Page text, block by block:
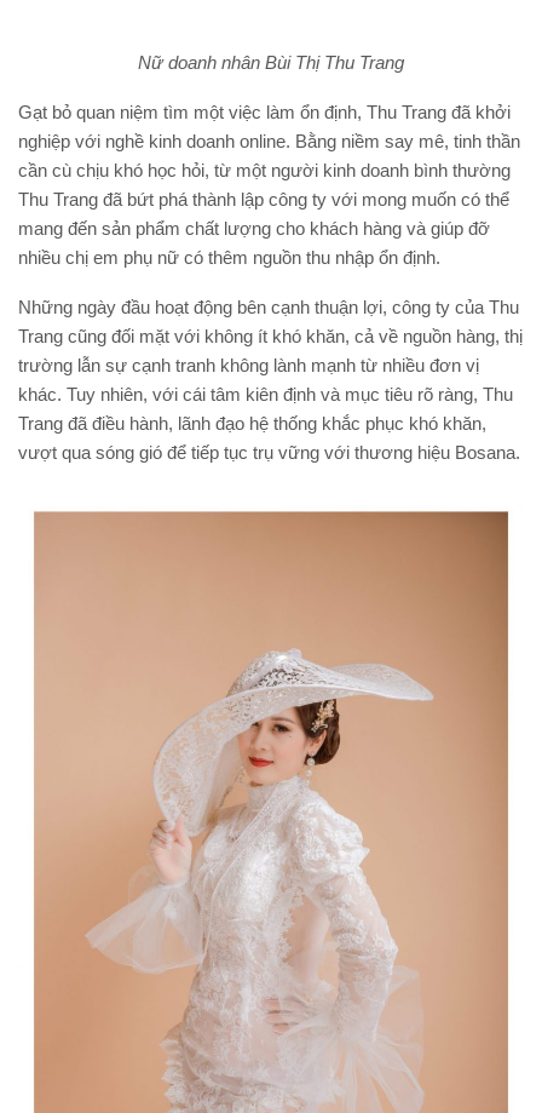
Nữ doanh nhân Bùi Thị Thu Trang
Gạt bỏ quan niệm tìm một việc làm ổn định, Thu Trang đã khởi
nghiệp với nghề kinh doanh online. Bằng niềm say mê, tinh thần
cần cù chịu khó học hỏi, từ một người kinh doanh bình thường
Thu Trang đã bứt phá thành lập công ty với mong muốn có thể
mang đến sản phẩm chất lượng cho khách hàng và giúp đỡ
nhiều chị em phụ nữ có thêm nguồn thu nhập ổn định.
Những ngày đầu hoạt động bên cạnh thuận lợi, công ty của Thu
Trang cũng đối mặt với không ít khó khăn, cả về nguồn hàng, thị
trường lẫn sự cạnh tranh không lành mạnh từ nhiều đơn vị
khác. Tuy nhiên, với cái tâm kiên định và mục tiêu rõ ràng, Thu
Trang đã điều hành, lãnh đạo hệ thống khắc phục khó khăn,
vượt qua sóng gió để tiếp tục trụ vững với thương hiệu Bosana.